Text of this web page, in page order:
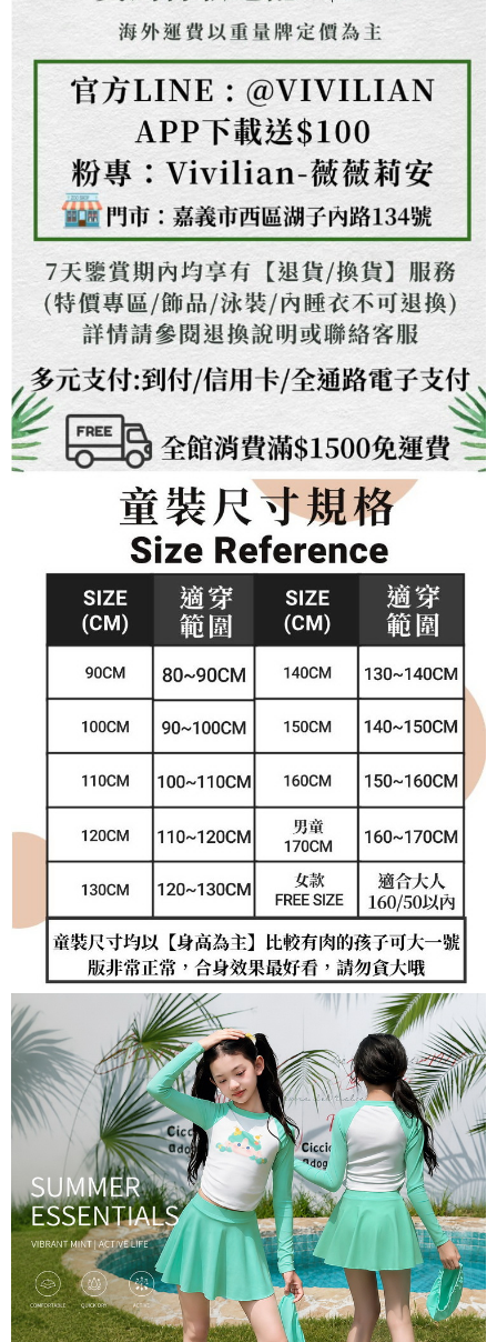
４．使用「AFTEE先享後付」時，將依據個別帳號之用戶狀況，依本公司即
時審查核予不同之上限額度；若仍有額度不足之情形，本公司將視審查結果
請求用戶進行身份認證。
５．嚴禁一人註冊多個帳號或使用他人資訊註冊。若發現惡意使用之情形，
恩沛科技股份有限公司將有權停止該用戶之使用額度並採取法律行動。